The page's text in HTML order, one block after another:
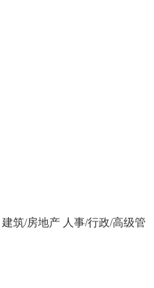
建筑/房地产 人事/行政/高级管